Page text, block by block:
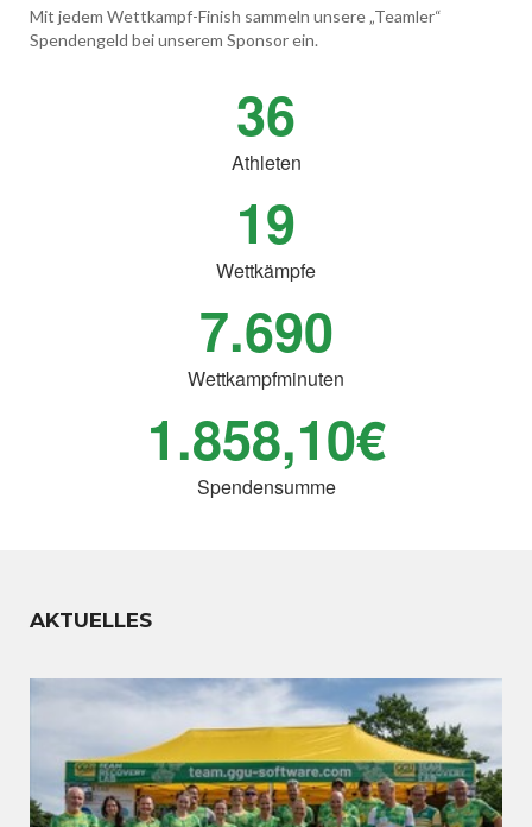
Mit jedem Wettkampf-Finish sammeln unsere „Teamler“
Spendengeld bei unserem Sponsor ein.
36
Athleten
19
Wettkämpfe
7.690
Wettkampfminuten
1.858,10€
Spendensumme
AKTUELLES